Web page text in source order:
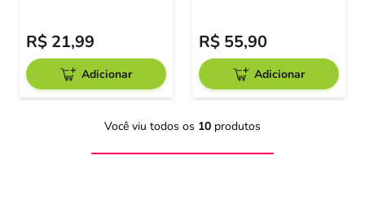
R$ 21,99
Adicionar
R$ 55,90
Adicionar
Você viu todos os 10 produtos